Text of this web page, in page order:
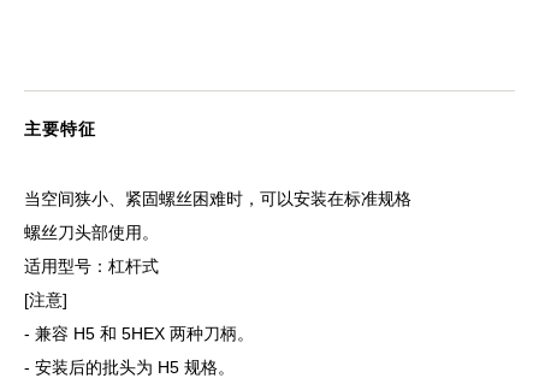
主要特征
当空间狭小、紧固螺丝困难时，可以安装在标准规格
螺丝刀头部使用。
适用型号：杠杆式
[注意]
- 兼容 H5 和 5HEX 两种刀柄。
- 安装后的批头为 H5 规格。